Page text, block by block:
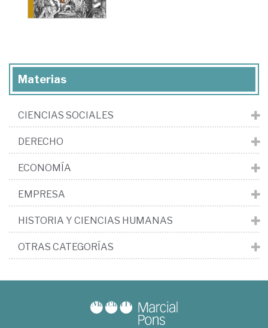
Materias
CIENCIAS SOCIALES
DERECHO
ECONOMÍA
EMPRESA
HISTORIA Y CIENCIAS HUMANAS
OTRAS CATEGORÍAS